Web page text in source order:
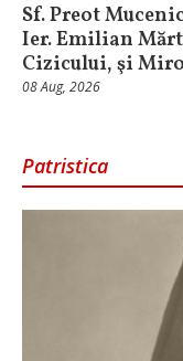
Sf. Preot
Ier. Emilian
Cizicului, şi
08 Aug, 2026
Patristica